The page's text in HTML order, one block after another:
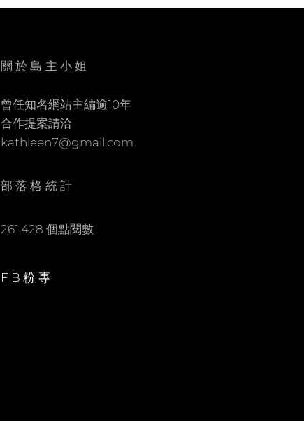
關於島主小姐
曾任知名網站主編逾10年
合作提案請洽
kathleen7@gmail.com
部落格統計
261,428 個點閱數
FB粉專